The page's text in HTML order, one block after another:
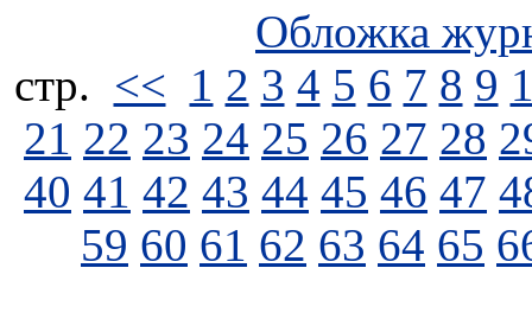
Обложка
стp. << 1 2 3 4 5 6 7 8 9
21 22 23 24 25 26 27 28
40 41 42 43 44 45 46 47
59 60 61 62 63 64 65